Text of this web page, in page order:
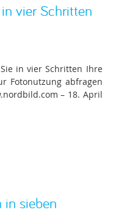
vier Schritten
in vier Schritten Ihre
Fotonutzung abfragen
– 18. April
in sieben